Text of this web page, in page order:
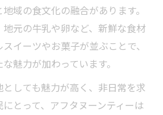
域の食文化の融合があります。
元の牛乳や卵など、新鮮な食材
イーツやお菓子が並ぶことで、
魅力が加わっています。
しても魅力が高く、非日常を求
とって、アフタヌーンティーは